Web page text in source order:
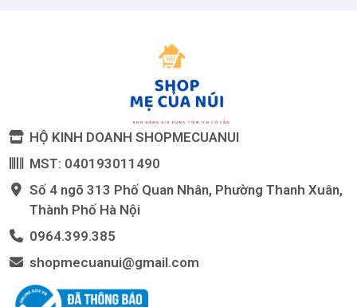
HỘ KINH DOANH SHOPMECUANUI
MST: 040193011490
Số 4 ngõ 313 Phố Quan Nhân, Phường Thanh Xuân,
Thành Phố Hà Nội
0964.399.385
shopmecuanui@gmail.com